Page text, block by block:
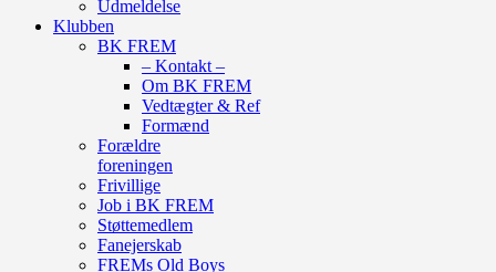
Udmeldelse
Klubben
BK FREM
– Kontakt –
Om BK FREM
Vedtægter & Ref
Formænd
Forældre
foreningen
Frivillige
Job i BK FREM
Støttemedlem
Fanejerskab
FREMs Old Boys